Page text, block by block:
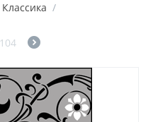
Классика /
104